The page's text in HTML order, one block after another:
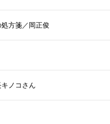
方箋／岡正俊
ノコさん